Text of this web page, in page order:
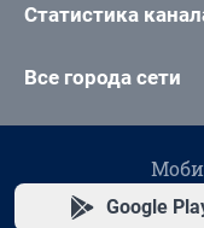
Статистика
Все города сети
Google